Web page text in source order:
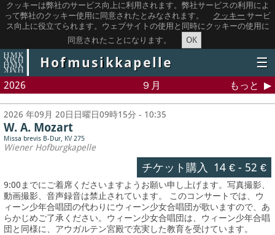
クッキーは弊社のサービス向上に利用されます。弊社サービスの利用によ
って弊社のクッキー使用に同意されたとみなされます。
クッキー サービ
ス向上に役立てられます。ウェブサイトの使用と同時にクッキーの使用に
同意されたことになります。
OK
Hofmusikkapelle ☰
2026 ９月 もっと
2026 年09月 20日日曜日09時15分 - 10:35
W. A. Mozart
Missa brevis B-Dur, KV 275
Wiener Hofburgkapelle
チケット購入 14 €- 52 €
9:00までにご着席くださいますようお願い申し上げます。写真撮影、
動画撮影、音声録音は禁止されています。 このコンサートでは、ウ
ィーン少年合唱団の代わりにウィーン少女合唱団が歌いますので、あ
らかじめご了承ください。ウィーン少女合唱団は、ウィーン少年合唱
団と同様に、アウガルテン宮殿で充実した教育を受けています。